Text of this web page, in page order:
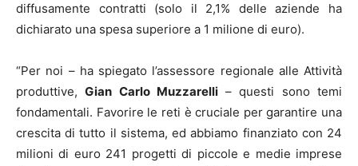
diffusamente contratti (solo il 2,1% delle aziende ha
dichiarato una spesa superiore a 1 milione di euro).
“Per noi – ha spiegato l’assessore regionale alle Attività
produttive,Gian Carlo Muzzarelli – questi sono temi
fondamentali. Favorire le reti è cruciale per garantire una
crescita di tutto il sistema, ed abbiamo finanziato con 24
milioni di euro 241 progetti di piccole e medie imprese